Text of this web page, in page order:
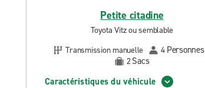
Petite citadine
Toyota Vitz ou semblable
Transmission manuelle
4 Personnes
2Sacs
Caractéristiques du véhicule